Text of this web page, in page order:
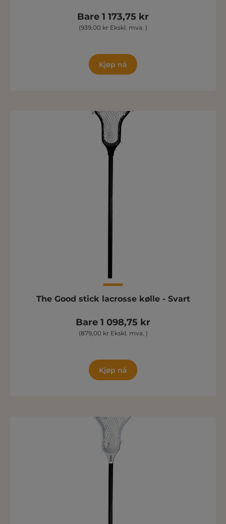
Bare 1 173,75 kr
(939,00 kr Ekskl. mva. )
Kjøp nå
The Good stick lacrosse kølle - Svart
Bare 1 098,75 kr
(879,00 kr Ekskl. mva. )
Kjøp nå